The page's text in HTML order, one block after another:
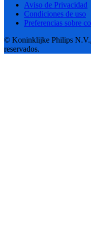
Aviso de Privacidad
Condiciones de uso
Preferencias sobre
© Koninklijke Philips N.V.,
reservados.